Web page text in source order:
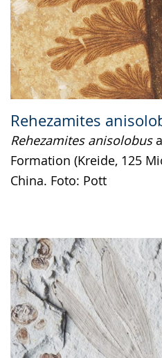
Rehezamites
Rehezamites anisolobus
Formation (Kreide, 125
China. Foto: Pott